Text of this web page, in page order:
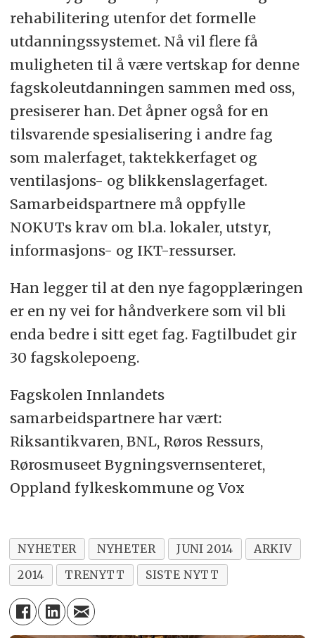
rehabilitering utenfor det formelle
utdanningssystemet. Nå vil flere få
muligheten til å være vertskap for denne
fagskoleutdanningen sammen med oss,
presiserer han. Det åpner også for en
tilsvarende spesialisering i andre fag
som malerfaget, taktekkerfaget og
ventilasjons- og blikkenslagerfaget.
Samarbeidspartnere må oppfylle
NOKUTs krav om bl.a. lokaler, utstyr,
informasjons- og IKT-ressurser.
Han legger til at den nye fagopplæringen
er en ny vei for håndverkere som vil bli
enda bedre i sitt eget fag. Fagtilbudet gir
30 fagskolepoeng.
Fagskolen Innlandets
samarbeidspartnere har vært:
Riksantikvaren, BNL, Røros Ressurs,
Rørosmuseet Bygningsvernsenteret,
Oppland fylkeskommune og Vox
NYHETER NYHETER JUNI 2014
ARKIV
2014
TRENYTT SISTE NYTT